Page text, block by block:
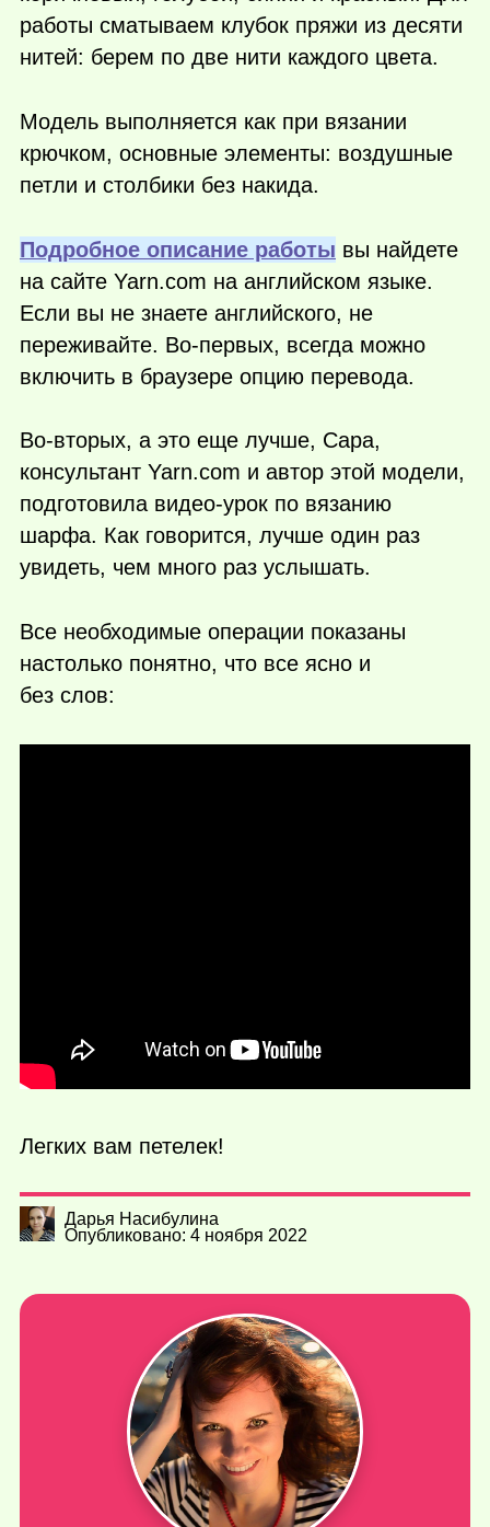
работы сматываем клубок пряжи из десяти
нитей: берем по две нити каждого цвета.
Модель выполняется как при вязании
крючком, основные элементы: воздушные
петли и столбики без накида.
Подробное описание работы вы найдете
на сайте Yarn.com на английском языке.
Если вы не знаете английского, не
переживайте. Во-первых, всегда можно
включить в браузере опцию перевода.
Во-вторых, а это еще лучше, Сара,
консультант Yarn.com и автор этой модели,
подготовила видео-урок по вязанию
шарфа. Как говорится, лучше один раз
увидеть, чем много раз услышать.
Все необходимые операции показаны
настолько понятно, что все ясно и
без слов:
Легких вам петелек!
Дарья Насибулина
Опубликовано: 4 ноября 2022